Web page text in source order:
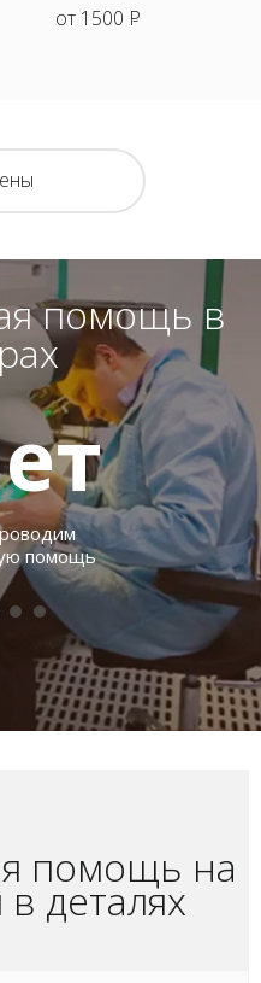
от 1500 Р
помощь в
помощь
помощь на
деталях